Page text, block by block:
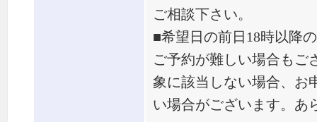
ご相談下さい。
■希望日の前日18時以降
ご予約が難しい場合もご
象に該当しない場合、お
い場合がございます。あ